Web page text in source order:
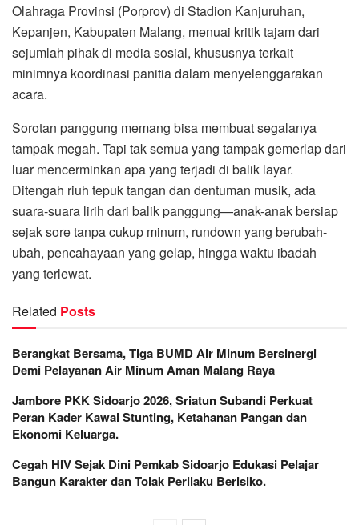
Olahraga Provinsi (Porprov) di Stadion Kanjuruhan,
Kepanjen, Kabupaten Malang, menuai kritik tajam dari
sejumlah pihak di media sosial, khususnya terkait
minimnya koordinasi panitia dalam menyelenggarakan
acara.
Sorotan panggung memang bisa membuat segalanya
tampak megah. Tapi tak semua yang tampak gemerlap dari
luar mencerminkan apa yang terjadi di balik layar.
Ditengah riuh tepuk tangan dan dentuman musik, ada
suara-suara lirih dari balik panggung—anak-anak bersiap
sejak sore tanpa cukup minum, rundown yang berubah-
ubah, pencahayaan yang gelap, hingga waktu ibadah
yang terlewat.
Related Posts
Berangkat Bersama, Tiga BUMD Air Minum Bersinergi
Demi Pelayanan Air Minum Aman Malang Raya
Jambore PKK Sidoarjo 2026, Sriatun Subandi Perkuat
Peran Kader Kawal Stunting, Ketahanan Pangan dan
Ekonomi Keluarga.
Cegah HIV Sejak Dini Pemkab Sidoarjo Edukasi Pelajar
Bangun Karakter dan Tolak Perilaku Berisiko.